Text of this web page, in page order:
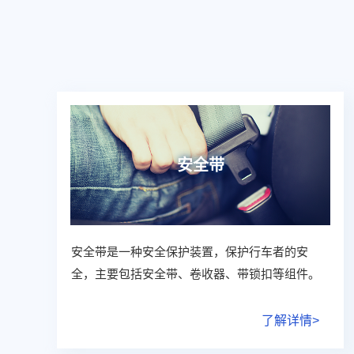
安全带
安全带是一种安全保护装置，保护行车者的安
全，主要包括安全带、卷收器、带锁扣等组件。
了解详情>